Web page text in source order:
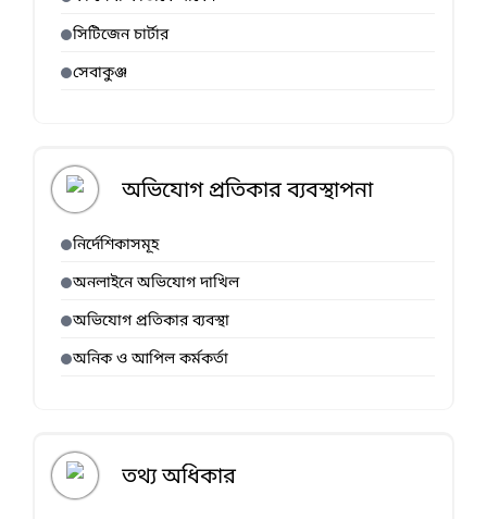
সিটিজেন চার্টার
সেবাকুঞ্জ
অভিযোগ প্রতিকার ব্যবস্থাপনা
নির্দেশিকাসমূহ
অনলাইনে অভিযোগ দাখিল
অভিযোগ প্রতিকার ব্যবস্থা
অনিক ও আপিল কর্মকর্তা
তথ্য অধিকার